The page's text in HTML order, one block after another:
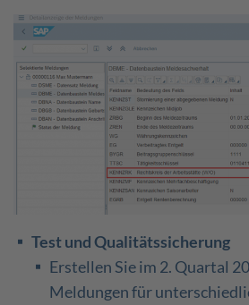
Test und Qualitätssicherung
Erstellen Sie im 2. Quartal
Meldungen für